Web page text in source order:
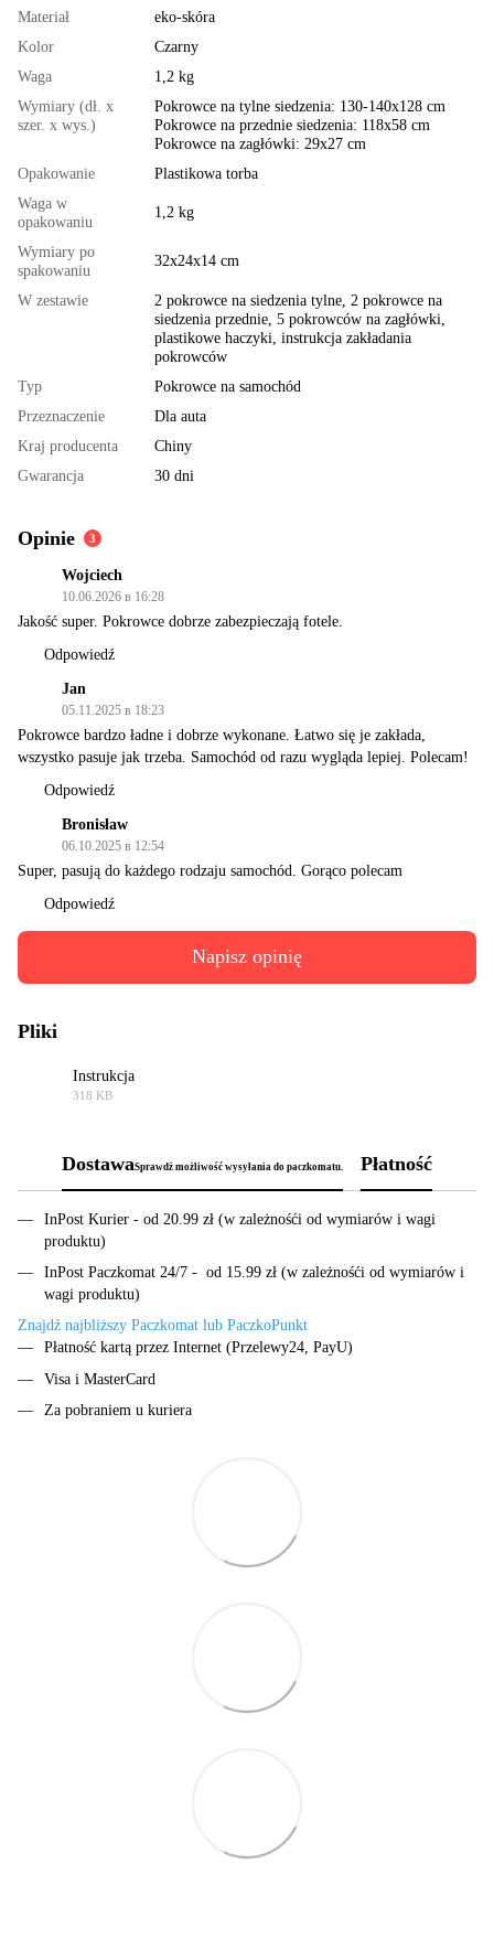
Materiał
eko-skóra
Kolor
Czarny
Waga
1,2 kg
Wymiary (dł. x
szer. x wys.)
Pokrowce na tylne siedzenia: 130-140x128 cm
Pokrowce na przednie siedzenia: 118x58 cm
Pokrowce na zagłówki: 29x27 cm
Opakowanie
Plastikowa torba
Waga w
opakowaniu
1,2 kg
Wymiary po
spakowaniu
32x24x14 cm
W zestawie
2 pokrowce na siedzenia tylne, 2 pokrowce na
siedzenia przednie, 5 pokrowców na zagłówki,
plastikowe haczyki, instrukcja zakładania
pokrowców
Typ
Pokrowce na samochód
Przeznaczenie
Dla auta
Kraj producenta
Chiny
Gwarancja
30 dni
Opinie 3
Wojciech
10.06.2026 в 16:28
Jakość super. Pokrowce dobrze zabezpieczają fotele.
Odpowiedź
Jan
05.11.2025 в 18:23
Pokrowce bardzo ładne i dobrze wykonane. Łatwo się je zakłada,
wszystko pasuje jak trzeba. Samochód od razu wygląda lepiej. Polecam!
Odpowiedź
Bronisław
06.10.2025 в 12:54
Super, pasują do każdego rodzaju samochód. Gorąco polecam
Odpowiedź
Napisz opinię
Pliki
Instrukcja
318 KB
DostawaSprawdż możliwość wysyłania do paczkomatu. Płatność
InPost Kurier - od 20.99 zł (w zależnośći od wymiarów i wagi
produktu)
InPost Paczkomat 24/7 - od 15.99 zł (w zależnośći od wymiarów i
wagi produktu)
Znajdź najbliższy Paczkomat lub PaczkoPunkt
Płatność kartą przez Internet (Przelewy24, PayU)
Visa i MasterCard
Za pobraniem u kuriera